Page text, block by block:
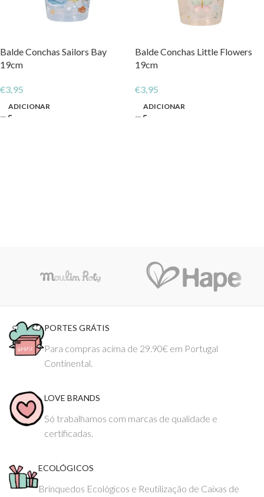
Balde Conchas Sailors Bay
19cm
€3,95
ADICIONAR
Balde Conchas Little Flowers
19cm
€3,95
ADICIONAR
PORTES GRÁTIS
Para compras acima de 29.90€ em Portugal
Continental.
LOVE BRANDS
Só trabalhamos com marcas de qualidade e
certificadas.
ECOLÓGICOS
Brinquedos Ecológicos e Reutilização de Caixas de